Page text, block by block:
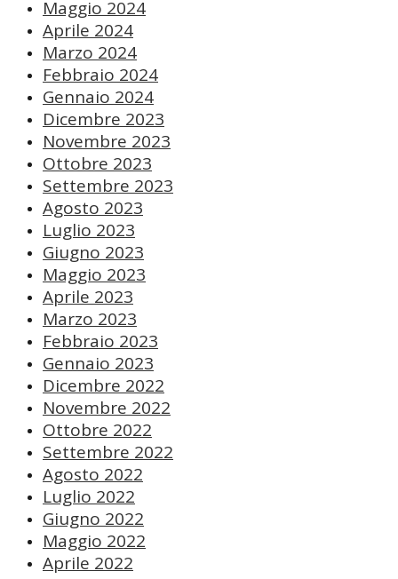
Maggio 2024
Aprile 2024
Marzo 2024
Febbraio 2024
Gennaio 2024
Dicembre 2023
Novembre 2023
Ottobre 2023
Settembre 2023
Agosto 2023
Luglio 2023
Giugno 2023
Maggio 2023
Aprile 2023
Marzo 2023
Febbraio 2023
Gennaio 2023
Dicembre 2022
Novembre 2022
Ottobre 2022
Settembre 2022
Agosto 2022
Luglio 2022
Giugno 2022
Maggio 2022
Aprile 2022